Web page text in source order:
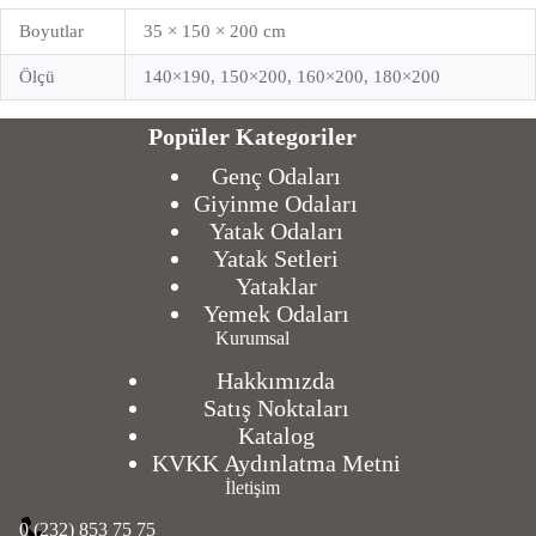
Boyutlar 35 × 150 × 200 cm
Ölçü 140×190, 150×200, 160×200, 180×200
Popüler Kategoriler
Genç Odaları
Giyinme Odaları
Yatak Odaları
Yatak Setleri
Yataklar
Yemek Odaları
Kurumsal
Hakkımızda
Satış Noktaları
Katalog
KVKK Aydınlatma Metni
İletişim
0 (232) 853 75 75